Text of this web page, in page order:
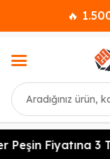
🔥
Ara
Peşin Fiyatına 3